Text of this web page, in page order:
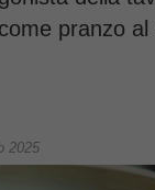
pranzo
2025